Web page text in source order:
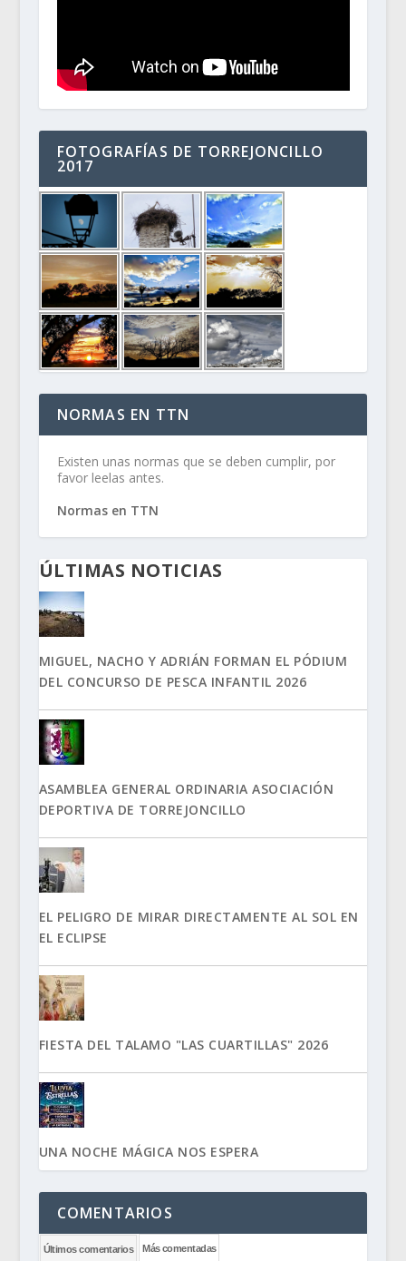
FOTOGRAFÍAS DE TORREJONCILLO
2017
NORMAS EN TTN
Existen unas normas que se deben cumplir, por
favor leelas antes.
Normas en TTN
ÚLTIMAS NOTICIAS
MIGUEL, NACHO Y ADRIÁN FORMAN EL PÓDIUM
DEL CONCURSO DE PESCA INFANTIL 2026
ASAMBLEA GENERAL ORDINARIA ASOCIACIÓN
DEPORTIVA DE TORREJONCILLO
EL PELIGRO DE MIRAR DIRECTAMENTE AL SOL EN
EL ECLIPSE
FIESTA DEL TALAMO "LAS CUARTILLAS" 2026
UNA NOCHE MÁGICA NOS ESPERA
COMENTARIOS
Últimos comentarios Más comentadas